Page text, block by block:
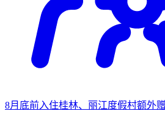
8月底前入住桂林、丽江度假村额外